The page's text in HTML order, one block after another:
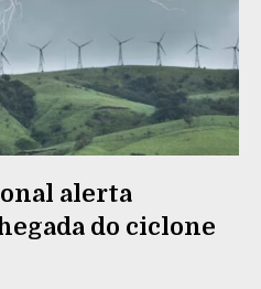
alerta
do ciclone